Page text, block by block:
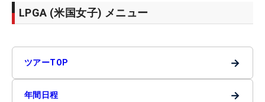
LPGA (米国女子) メニュー
ツアーTOP →
年間日程 →